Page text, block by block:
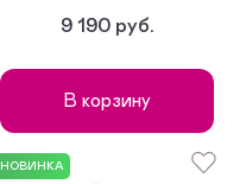
9 190 руб.
В корзину
НОВИНКА